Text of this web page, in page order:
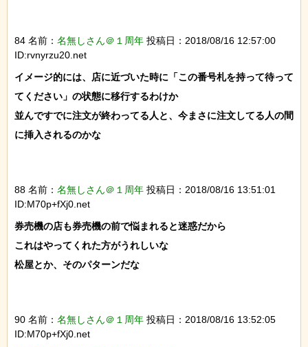
84 名前： 名無しさん＠１周年 投稿日：2018/08/16 12:57:00
ID:rvnyrzu20.net
イメージ的には、店に近づいた時に「この番号札を持って待って
てください」の状態に移行するわけか
並んですでに注文が終わってる人と、今まさに注文してる人の間
に挿入されるのかな
88 名前： 名無しさん＠１周年 投稿日：2018/08/16 13:51:01
ID:M70p+fXj0.net
券売機の店も券売機の前で悩まれると迷惑だから
これはやってくれた方がうれしいな
松屋とか、そのパターンだな
90 名前： 名無しさん＠１周年 投稿日：2018/08/16 13:52:05
ID:M70p+fXj0.net